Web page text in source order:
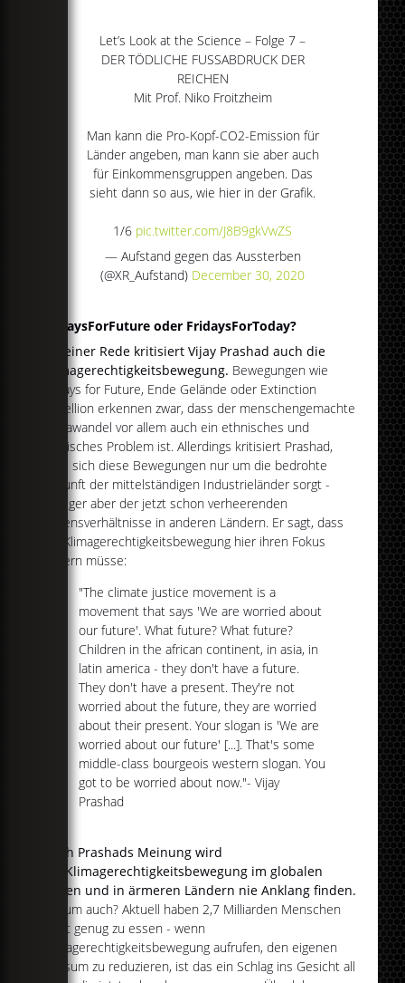
Let’s Look at the Science – Folge 7 –
DER TÖDLICHE FUSSABDRUCK DER
REICHEN
Mit Prof. Niko Froitzheim
Man kann die Pro-Kopf-CO2-Emission für
Länder angeben, man kann sie aber auch
für Einkommensgruppen angeben. Das
sieht dann so aus, wie hier in der Grafik.
1/6 pic.twitter.com/J8B9gkVwZS
— Aufstand gegen das Aussterben
(@XR_Aufstand) December 30, 2020
FridaysForFuture oder FridaysForToday?
In seiner Rede kritisiert Vijay Prashad auch die
Klimagerechtigkeitsbewegung. Bewegungen wie
Fridays for Future, Ende Gelände oder Extinction
Rebellion erkennen zwar, dass der menschengemachte
Klimawandel vor allem auch ein ethnisches und
politisches Problem ist. Allerdings kritisiert Prashad,
dass sich diese Bewegungen nur um die bedrohte
Zukunft der mittelständigen Industrieländer sorgt -
weniger aber der jetzt schon verheerenden
Lebensverhältnisse in anderen Ländern. Er sagt, dass
die Klimagerechtigkeitsbewegung hier ihren Fokus
ändern müsse:
"The climate justice movement is a
movement that says 'We are worried about
our future'. What future? What future?
Children in the african continent, in asia, in
latin america - they don't have a future.
They don't have a present. They're not
worried about the future, they are worried
about their present. Your slogan is 'We are
worried about our future' [...]. That's some
middle-class bourgeois western slogan. You
got to be worried about now."- Vijay
Prashad
Nach Prashads Meinung wird
die Klimagerechtigkeitsbewegung im globalen
Süden und in ärmeren Ländern nie Anklang finden.
Warum auch? Aktuell haben 2,7 Milliarden Menschen
nicht genug zu essen - wenn
Klimagerechtigkeitsbewegung aufrufen, den eigenen
Konsum zu reduzieren, ist das ein Schlag ins Gesicht all